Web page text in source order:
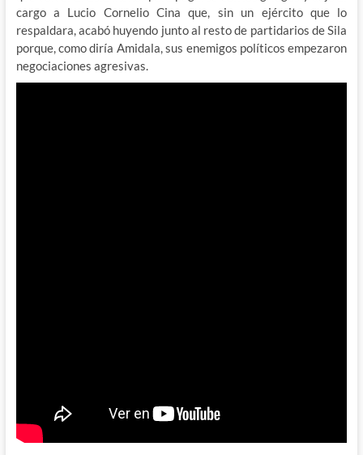
cargo a Lucio Cornelio Cina que, sin un ejército que lo
respaldara, acabó huyendo junto al resto de partidarios de Sila
porque, como diría Amidala, sus enemigos políticos empezaron
negociaciones agresivas.